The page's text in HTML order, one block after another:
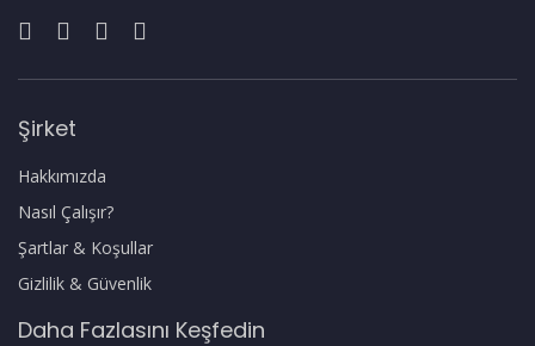
Şirket
Hakkımızda
Nasıl Çalışır?
Şartlar & Koşullar
Gizlilik & Güvenlik
Daha Fazlasını Keşfedin